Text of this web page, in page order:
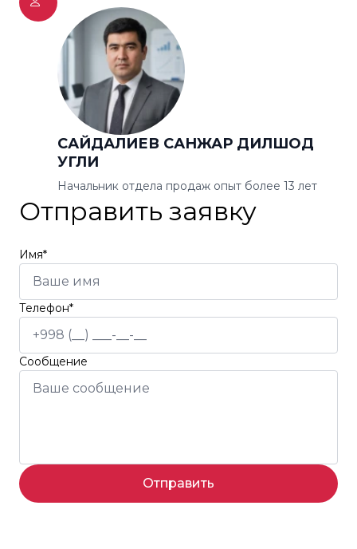
САЙДАЛИЕВ САНЖАР ДИЛШОД
УГЛИ
Начальник отдела продаж опыт более 13 лет
Отправить заявку
Имя*
Телефон*
Сообщение
Отправить